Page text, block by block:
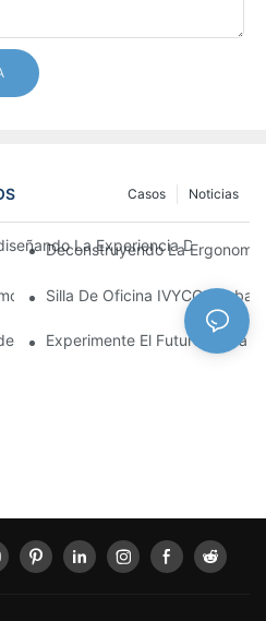
Noticias
Casos
La Experiencia De
Deconstruyendo La
Superior Gracias A Un
Silla De Oficina IVYCO:
La Comodidad En El
Experimente El Futuro De La